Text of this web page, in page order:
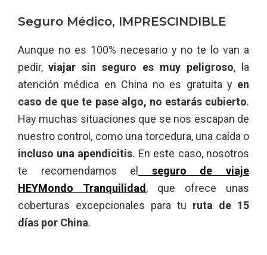
Seguro Médico, IMPRESCINDIBLE
Aunque no es 100% necesario y no te lo van a
pedir, viajar sin seguro es muy peligroso, la
atención médica en China no es gratuita y en
caso de que te pase algo, no estarás cubierto.
Hay muchas situaciones que se nos escapan de
nuestro control, como una torcedura, una caída o
incluso una apendicitis. En este caso, nosotros
te recomendamos el
seguro de viaje
HEYMondo Tranquilidad , que ofrece unas
coberturas excepcionales para tu ruta de 15
días por China.